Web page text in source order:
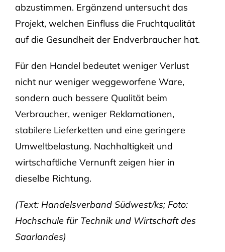
abzustimmen. Ergänzend untersucht das
Projekt, welchen Einfluss die Fruchtqualität
auf die Gesundheit der Endverbraucher hat.
Für den Handel bedeutet weniger Verlust
nicht nur weniger weggeworfene Ware,
sondern auch bessere Qualität beim
Verbraucher, weniger Reklamationen,
stabilere Lieferketten und eine geringere
Umweltbelastung. Nachhaltigkeit und
wirtschaftliche Vernunft zeigen hier in
dieselbe Richtung.
(Text: Handelsverband Südwest/ks; Foto:
Hochschule für Technik und Wirtschaft des
Saarlandes)